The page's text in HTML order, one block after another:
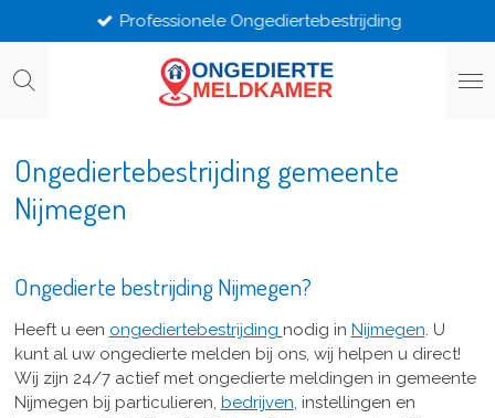
direct
naar
Professionele Ongediertebestrijding
Ongediertebestrijding gemeente
Nijmegen
Ongedierte bestrijding Nijmegen?
Heeft u een ongediertebestrijding nodig in Nijmegen. U
kunt al uw ongedierte melden bij ons, wij helpen u direct!
Wij zijn 24/7 actief met ongedierte meldingen in gemeente
Nijmegen bij particulieren, bedrijven, instellingen en